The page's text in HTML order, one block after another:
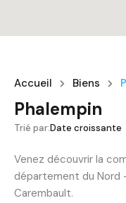
Accueil Biens
Phalempin
Trié par:Date croissante
Venez découvrir la
département du Nord
Carembault.